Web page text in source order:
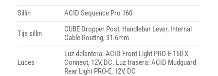
Sillin
ACID Sequence Pro 160
Tija sillin
CUBE Dropper Post, Handlebar Lever, Internal
Cable Routing, 31.6mm
Luces
Luz delantera: ACID Front Light PRO-E 150 X-
Connect, 12V, DC. Luz trasera: ACID Mudguard
Rear Light PRO-E, 12V, DC